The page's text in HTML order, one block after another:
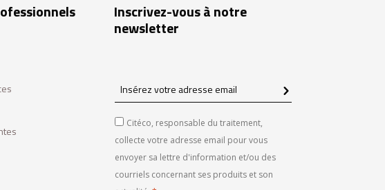
Inscrivez-vous à notre
newsletter
Insérez
votre
adresse
email
Citéco, responsable du traitement,
collecte votre adresse email pour vous
envoyer sa lettre d'information et/ou des
courriels concernant ses produits et son